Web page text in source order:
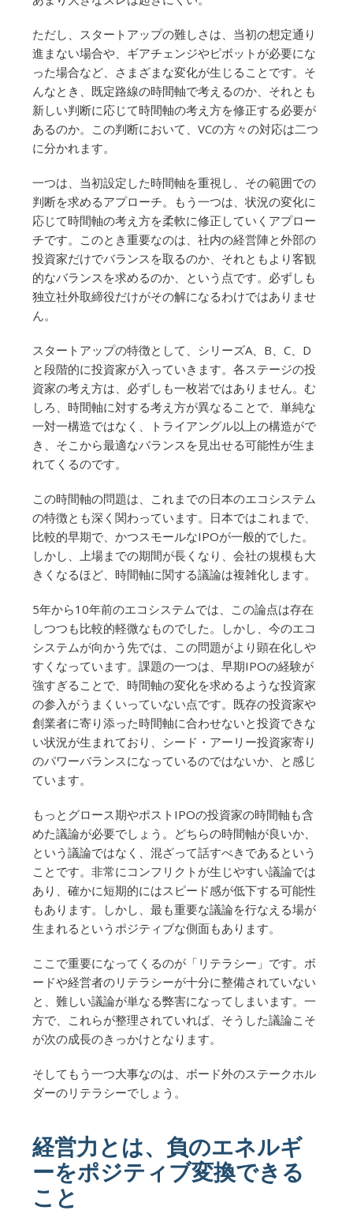
ただし、スタートアップの難しさは、当初の想定通り
進まない場合や、ギアチェンジやピボットが必要にな
った場合など、さまざまな変化が生じることです。そ
んなとき、既定路線の時間軸で考えるのか、それとも
新しい判断に応じて時間軸の考え方を修正する必要が
あるのか。この判断において、VCの方々の対応は二つ
に分かれます。
一つは、当初設定した時間軸を重視し、その範囲での
判断を求めるアプローチ。もう一つは、状況の変化に
応じて時間軸の考え方を柔軟に修正していくアプロー
チです。このとき重要なのは、社内の経営陣と外部の
投資家だけでバランスを取るのか、それともより客観
的なバランスを求めるのか、という点です。必ずしも
独立社外取締役だけがその解になるわけではありませ
ん。
スタートアップの特徴として、シリーズA、B、C、D
と段階的に投資家が入っていきます。各ステージの投
資家の考え方は、必ずしも一枚岩ではありません。む
しろ、時間軸に対する考え方が異なることで、単純な
一対一構造ではなく、トライアングル以上の構造がで
き、そこから最適なバランスを見出せる可能性が生ま
れてくるのです。
この時間軸の問題は、これまでの日本のエコシステム
の特徴とも深く関わっています。日本ではこれまで、
比較的早期で、かつスモールなIPOが一般的でした。
しかし、上場までの期間が長くなり、会社の規模も大
きくなるほど、時間軸に関する議論は複雑化します。
5年から10年前のエコシステムでは、この論点は存在
しつつも比較的軽微なものでした。しかし、今のエコ
システムが向かう先では、この問題がより顕在化しや
すくなっています。課題の一つは、早期IPOの経験が
強すぎることで、時間軸の変化を求めるような投資家
の参入がうまくいっていない点です。既存の投資家や
創業者に寄り添った時間軸に合わせないと投資できな
い状況が生まれており、シード・アーリー投資家寄り
のパワーバランスになっているのではないか、と感じ
ています。
もっとグロース期やポストIPOの投資家の時間軸も含
めた議論が必要でしょう。どちらの時間軸が良いか、
という議論ではなく、混ざって話すべきであるという
ことです。非常にコンフリクトが生じやすい議論では
あり、確かに短期的にはスピード感が低下する可能性
もあります。しかし、最も重要な議論を行なえる場が
生まれるというポジティブな側面もあります。
ここで重要になってくるのが「リテラシー」です。ボ
ードや経営者のリテラシーが十分に整備されていない
と、難しい議論が単なる弊害になってしまいます。一
方で、これらが整理されていれば、そうした議論こそ
が次の成長のきっかけとなります。
そしてもう一つ大事なのは、ボード外のステークホル
ダーのリテラシーでしょう。
経営力とは、負のエネルギ
ーをポジティブ変換できる
こと